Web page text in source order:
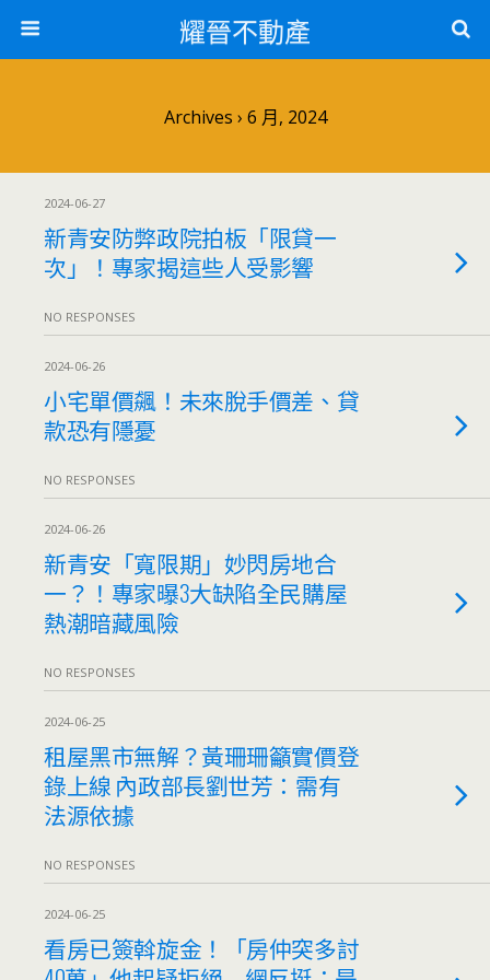
耀晉不動產
Archives › 6 月, 2024
2024-06-27
新青安防弊政院拍板「限貸一
次」！專家揭這些人受影響
NO RESPONSES
2024-06-26
小宅單價飆！未來脫手價差、貸
款恐有隱憂
NO RESPONSES
2024-06-26
新青安「寬限期」妙閃房地合
一？！專家曝3大缺陷全民購屋
熱潮暗藏風險
NO RESPONSES
2024-06-25
租屋黑市無解？黃珊珊籲實價登
錄上線 內政部長劉世芳：需有
法源依據
NO RESPONSES
2024-06-25
看房已簽斡旋金！「房仲突多討